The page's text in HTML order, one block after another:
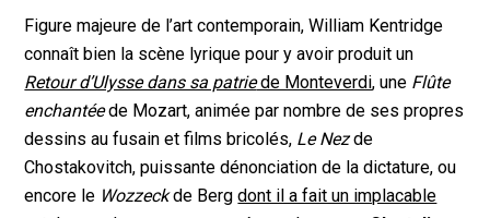
Figure majeure de l’art contemporain, William Kentridge
connaît bien la scène lyrique pour y avoir produit un
Retour d’Ulysse dans sa patriede Monteverdi, une Flûte
enchantéede Mozart, animée par nombre de ses propres
dessins au fusain et films bricolés, Le Nezde
Chostakovitch, puissante dénonciation de la dictature, ou
encore le Wozzeckde Bergdont il a fait un implacable